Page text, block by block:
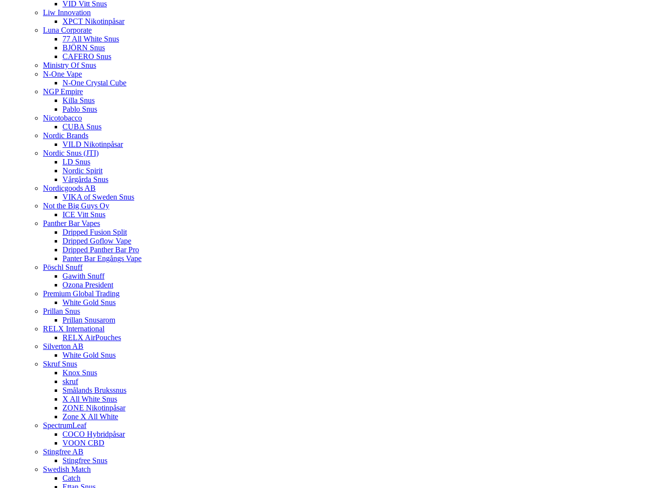
VID Vitt Snus
Liw Innovation
XPCT Nikotinpåsar
Luna Corporate
77 All White Snus
BJÖRN Snus
CAFERO Snus
Ministry Of Snus
N-One Vape
N-One Crystal Cube
NGP Empire
Killa Snus
Pablo Snus
Nicotobacco
CUBA Snus
Nordic Brands
VILD Nikotinpåsar
Nordic Snus (JTI)
LD Snus
Nordic Spirit
Vårgårda Snus
Nordicgoods AB
VIKA of Sweden Snus
Not the Big Guys Oy
ICE Vitt Snus
Panther Bar Vapes
Dripped Fusion Split
Dripped Goflow Vape
Dripped Panther Bar Pro
Panter Bar Engångs Vape
Pöschl Snuff
Gawith Snuff
Ozona President
Premium Global Trading
White Gold Snus
Prillan Snus
Prillan Snusarom
RELX International
RELX AirPouches
Silverton AB
White Gold Snus
Skruf Snus
Knox Snus
skruf
Smålands Brukssnus
X All White Snus
ZONE Nikotinpåsar
Zone X All White
SpectrumLeaf
COCO Hybridpåsar
VOON CBD
Stingfree AB
Stingfree Snus
Swedish Match
Catch